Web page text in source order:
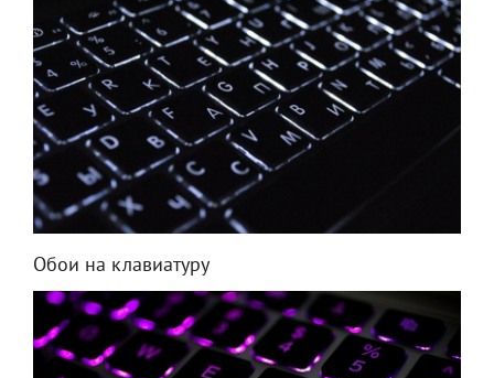
Обои на клавиатуру